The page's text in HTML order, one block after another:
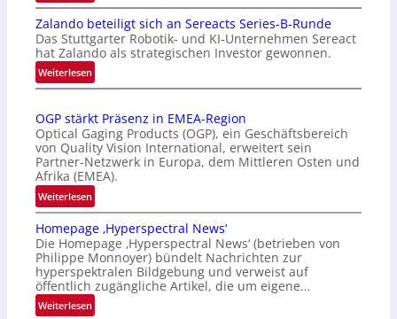
I
n
t
e
r
n
t
i
o
n
l
V
i
s
i
o
n
Zalando beteiligt sich an Sereacts Series-B-Runde
Das Stuttgarter Robotik- und KI-Unternehmen Sereact
hat Zalando als strategischen Investor gewonnen.
Weiterlesen:
Z
l
a
n
d
o
b
e
t
e
i
i
OGP stärkt Präsenz in EMEA-Region
Optical Gaging Products (OGP), ein Geschäftsbereich
von Quality Vision International, erweitert sein
Partner-Netzwerk in Europa, dem Mittleren Osten und
Afrika (EMEA).
Weiterlesen:
O
G
P
s
t
ä
r
Homepage ‚Hyperspectral News‘
Die Homepage ‚Hyperspectral News‘ (betrieben von
Philippe Monnoyer) bündelt Nachrichten zur
hyperspektralen Bildgebung und verweist auf
öffentlich zugängliche Artikel, die um eigene…
Weiterlesen: